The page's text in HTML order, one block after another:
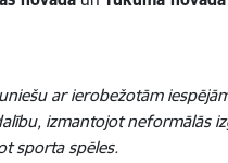
ar ierobežotām
izmantojot neformālās
sporta spēles.